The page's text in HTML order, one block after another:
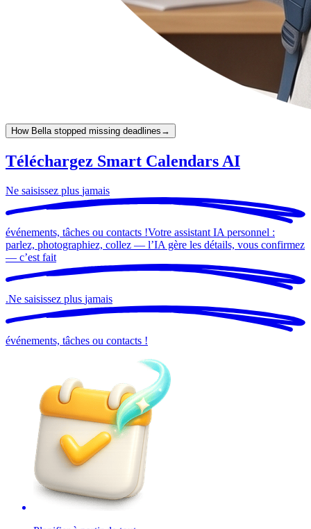
How Bella stopped missing deadlines →
Téléchargez Smart Calendars AI
Ne saisissez plus jamais
événements, tâches ou contacts !Votre assistant IA personnel :
parlez, photographiez, collez — l’IA gère les détails, vous confirmez
— c’est fait
.Ne saisissez plus jamais
événements, tâches ou contacts !